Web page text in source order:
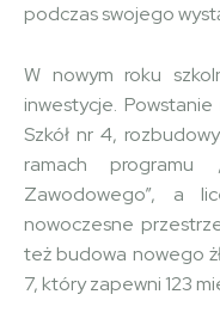
podczas swojego
W nowym roku
inwestycje.
Szkół nr 4,
ramach programu
Zawodowego”, a
nowoczesne
też budowa nowego
7, który zapewni 123